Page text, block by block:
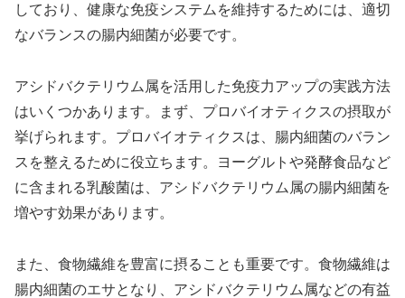
しており、健康な免疫システムを維持するためには、適切
なバランスの腸内細菌が必要です。
アシドバクテリウム属を活用した免疫力アップの実践方法
はいくつかあります。まず、プロバイオティクスの摂取が
挙げられます。プロバイオティクスは、腸内細菌のバラン
スを整えるために役立ちます。ヨーグルトや発酵食品など
に含まれる乳酸菌は、アシドバクテリウム属の腸内細菌を
増やす効果があります。
また、食物繊維を豊富に摂ることも重要です。食物繊維は
腸内細菌のエサとなり、アシドバクテリウム属などの有益